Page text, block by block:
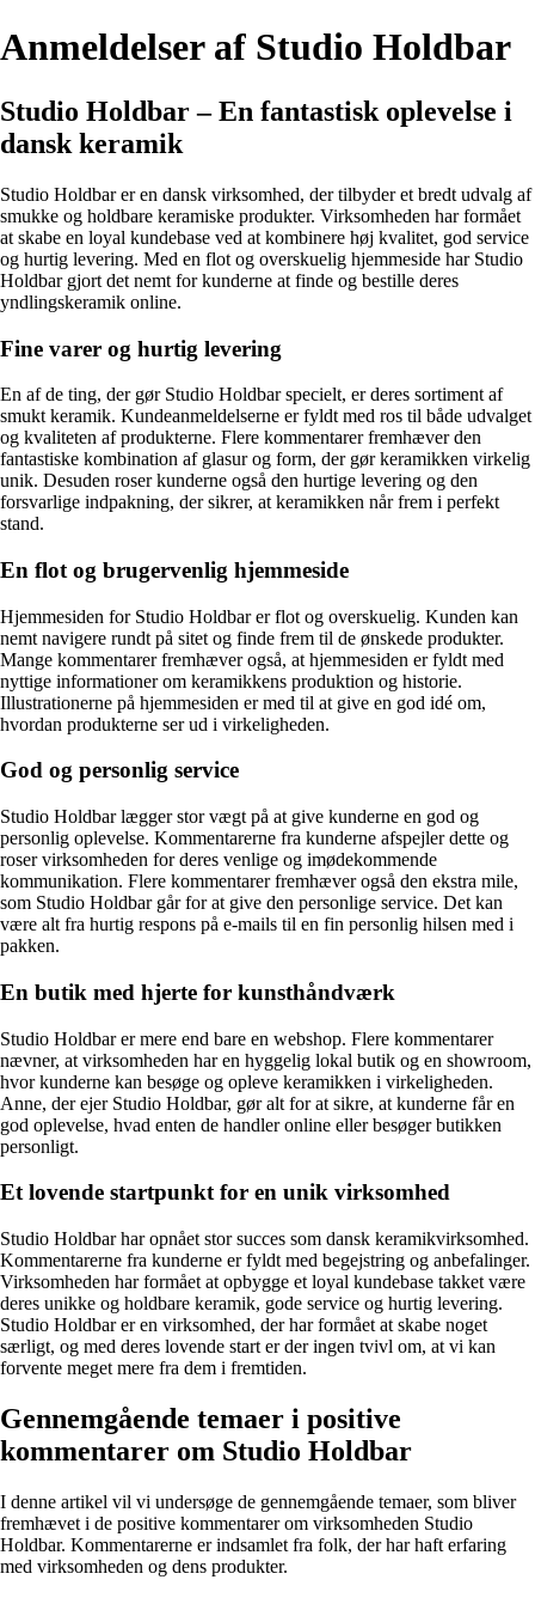
Anmeldelser af Studio Holdbar
Studio Holdbar – En fantastisk oplevelse i
dansk keramik
Studio Holdbar er en dansk virksomhed, der tilbyder et bredt udvalg af
smukke og holdbare keramiske produkter. Virksomheden har formået
at skabe en loyal kundebase ved at kombinere høj kvalitet, god service
og hurtig levering. Med en flot og overskuelig hjemmeside har Studio
Holdbar gjort det nemt for kunderne at finde og bestille deres
yndlingskeramik online.
Fine varer og hurtig levering
En af de ting, der gør Studio Holdbar specielt, er deres sortiment af
smukt keramik. Kundeanmeldelserne er fyldt med ros til både udvalget
og kvaliteten af produkterne. Flere kommentarer fremhæver den
fantastiske kombination af glasur og form, der gør keramikken virkelig
unik. Desuden roser kunderne også den hurtige levering og den
forsvarlige indpakning, der sikrer, at keramikken når frem i perfekt
stand.
En flot og brugervenlig hjemmeside
Hjemmesiden for Studio Holdbar er flot og overskuelig. Kunden kan
nemt navigere rundt på sitet og finde frem til de ønskede produkter.
Mange kommentarer fremhæver også, at hjemmesiden er fyldt med
nyttige informationer om keramikkens produktion og historie.
Illustrationerne på hjemmesiden er med til at give en god idé om,
hvordan produkterne ser ud i virkeligheden.
God og personlig service
Studio Holdbar lægger stor vægt på at give kunderne en god og
personlig oplevelse. Kommentarerne fra kunderne afspejler dette og
roser virksomheden for deres venlige og imødekommende
kommunikation. Flere kommentarer fremhæver også den ekstra mile,
som Studio Holdbar går for at give den personlige service. Det kan
være alt fra hurtig respons på e-mails til en fin personlig hilsen med i
pakken.
En butik med hjerte for kunsthåndværk
Studio Holdbar er mere end bare en webshop. Flere kommentarer
nævner, at virksomheden har en hyggelig lokal butik og en showroom,
hvor kunderne kan besøge og opleve keramikken i virkeligheden.
Anne, der ejer Studio Holdbar, gør alt for at sikre, at kunderne får en
god oplevelse, hvad enten de handler online eller besøger butikken
personligt.
Et lovende startpunkt for en unik virksomhed
Studio Holdbar har opnået stor succes som dansk keramikvirksomhed.
Kommentarerne fra kunderne er fyldt med begejstring og anbefalinger.
Virksomheden har formået at opbygge et loyal kundebase takket være
deres unikke og holdbare keramik, gode service og hurtig levering.
Studio Holdbar er en virksomhed, der har formået at skabe noget
særligt, og med deres lovende start er der ingen tvivl om, at vi kan
forvente meget mere fra dem i fremtiden.
Gennemgående temaer i positive
kommentarer om Studio Holdbar
I denne artikel vil vi undersøge de gennemgående temaer, som bliver
fremhævet i de positive kommentarer om virksomheden Studio
Holdbar. Kommentarerne er indsamlet fra folk, der har haft erfaring
med virksomheden og dens produkter.